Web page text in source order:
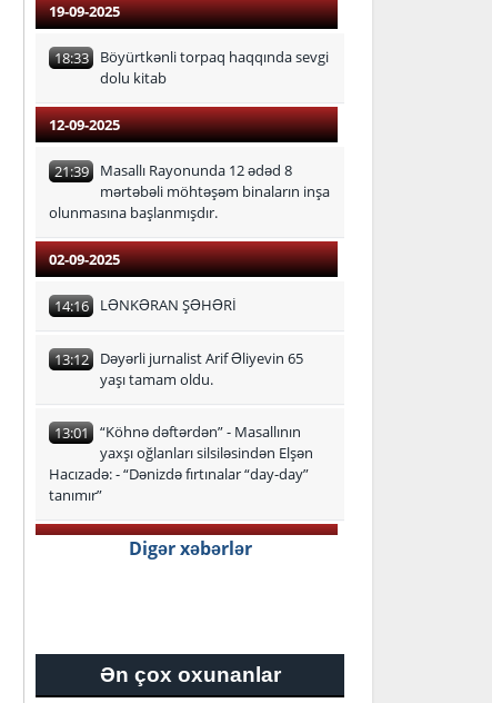
19-09-2025
18:33
Böyürtkənli torpaq haqqında sevgi
dolu kitab
12-09-2025
21:39
Masallı Rayonunda 12 ədəd 8
mərtəbəli möhtəşəm binaların inşa
olunmasına başlanmışdır.
02-09-2025
14:16 LƏNKƏRAN ŞƏHƏRİ
13:12
Dəyərli jurnalist Arif Əliyevin 65
yaşı tamam oldu.
13:01 “Köhnə dəftərdən” - Masallının
yaxşı oğlanları silsiləsindən Elşən
Hacızadə: - “Dənizdə fırtınalar “day-day”
tanımır”
29-08-2025
27-08-2025
Digər xəbərlər
Ən çox oxunanlar